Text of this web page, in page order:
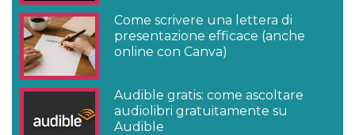
Come scrivere una lettera di
presentazione efficace (anche
online con Canva)
Audible gratis: come ascoltare
audiolibri gratuitamente su
Audible